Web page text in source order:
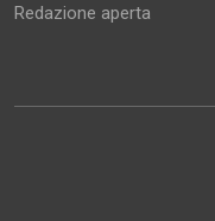
Redazione aperta